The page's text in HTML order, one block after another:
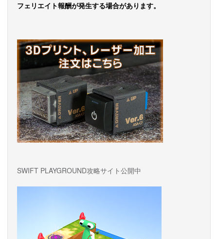
ー
ョ
ン
フェリエイト報酬が発生する場合があります。
SWIFT PLAYGROUND攻略サイト公開中